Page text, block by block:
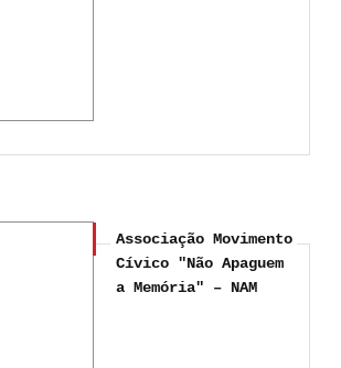
Associação Movimento
Cívico "Não Apaguem
a Memória" – NAM